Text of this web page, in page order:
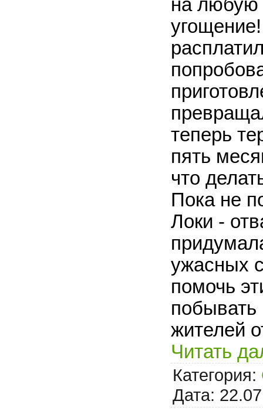
на любую
теперь
пять
что
Пока не
Локи -
ужасных
помочь
побывать
жителей
Читать
Категория:
Дата: